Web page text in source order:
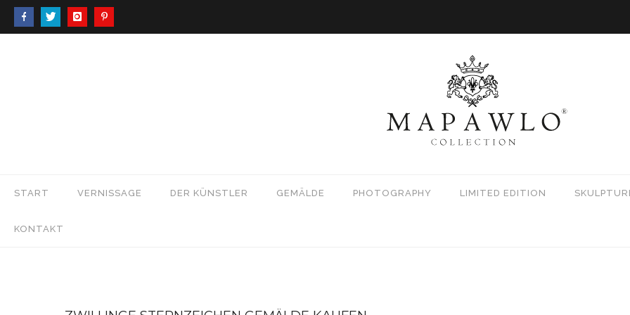
START VERNISSAGE DER KÜNSTLER GEMÄLDE PHOTOGRAPHY LIMITED EDITION
KONTAKT